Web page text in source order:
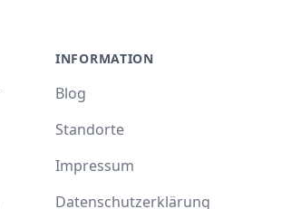
INFORMATION
Blog
Standorte
Impressum
Datenschutzerklärung